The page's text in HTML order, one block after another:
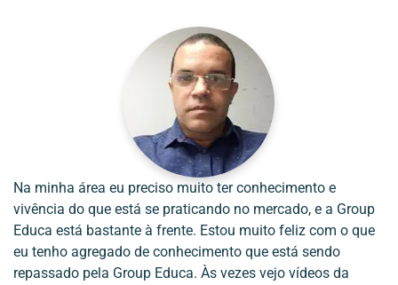
Na minha área eu preciso muito ter conhecimento e
vivência do que está se praticando no mercado, e a Group
Educa está bastante à frente. Estou muito feliz com o que
eu tenho agregado de conhecimento que está sendo
repassado pela Group Educa. Às vezes vejo vídeos da